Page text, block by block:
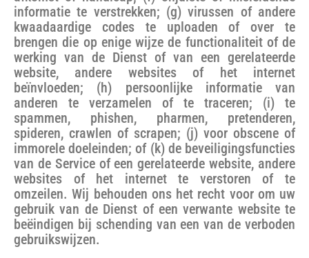
informatie te verstrekken; (g) virussen of andere
kwaadaardige codes te uploaden of over te
brengen die op enige wijze de functionaliteit of de
werking van de Dienst of van een gerelateerde
website, andere websites of het internet
beïnvloeden; (h) persoonlijke informatie van
anderen te verzamelen of te traceren; (i) te
spammen, phishen, pharmen, pretenderen,
spideren, crawlen of scrapen; (j) voor obscene of
immorele doeleinden; of (k) de beveiligingsfuncties
van de Service of een gerelateerde website, andere
websites of het internet te verstoren of te
omzeilen. Wij behouden ons het recht voor om uw
gebruik van de Dienst of een verwante website te
beëindigen bij schending van een van de verboden
gebruikswijzen.